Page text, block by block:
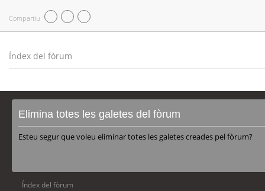
Compartiu
Índex del fòrum
Elimina totes les galetes del fòrum
Esteu segur que voleu eliminar totes les galetes creades pel fòrum?
Índex del fòrum